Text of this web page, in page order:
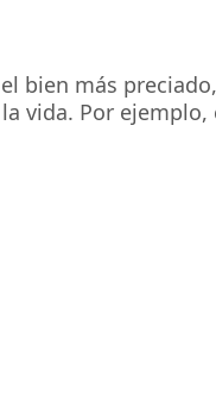
bien más
vida. Por